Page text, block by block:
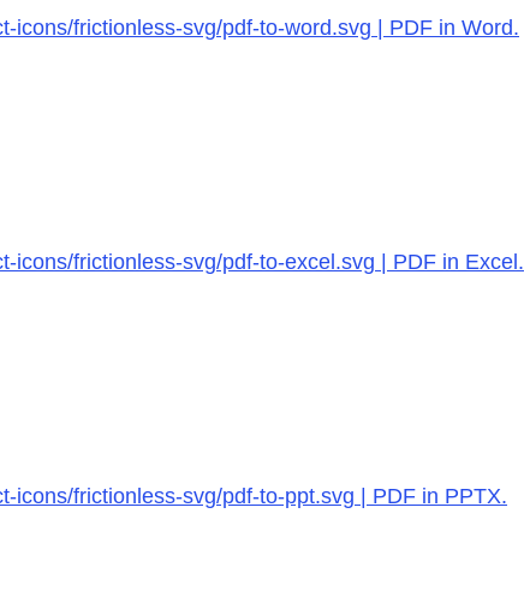
icons/frictionless-svg/pdf-to-word.svg | PDF in Word.
icons/frictionless-svg/pdf-to-excel.svg | PDF in Excel.
icons/frictionless-svg/pdf-to-ppt.svg | PDF in PPTX.